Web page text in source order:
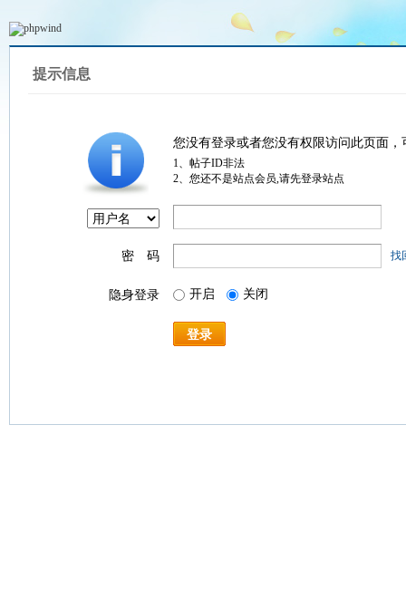
提示信息
您没有登录或者您没有权限访问此页面
1、帖子ID非法
2、您还不是站点会员,请先登录站点
密 码 找
隐身登录 开启 关闭
登录